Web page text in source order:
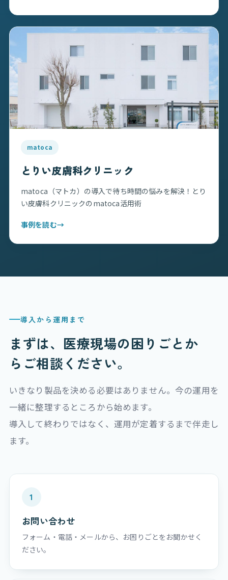
matoca
とりい皮膚科クリニック
matoca（マトカ）の導入で待ち時間の悩みを解決！とり
い皮膚科クリニックのmatoca活用術
事例を読む→
導入から運用まで
まずは、医療現場の困りごとか
ら ご相談ください。
いきなり製品を決める必要はありません。今の運用を
一緒に整理するところから始めます。
導入して終わりではなく、運用が定着するまで伴走し
ます。
1
お問い合わせ
フォーム・電話・メールから、お困りごとをお聞かせく
ださい。